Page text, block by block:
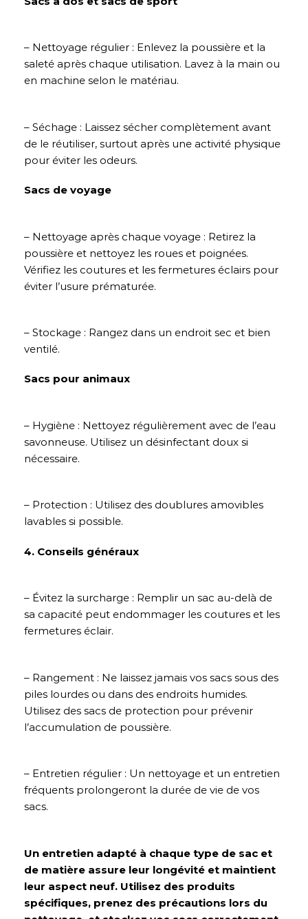
– Nettoyage régulier : Enlevez la poussière et la
saleté après chaque utilisation. Lavez à la main ou
en machine selon le matériau.
– Séchage : Laissez sécher complètement avant
de le réutiliser, surtout après une activité physique
pour éviter les odeurs.
Sacs de voyage
– Nettoyage après chaque voyage : Retirez la
poussière et nettoyez les roues et poignées.
Vérifiez les coutures et les fermetures éclairs pour
éviter l’usure prématurée.
– Stockage : Rangez dans un endroit sec et bien
ventilé.
Sacs pour animaux
– Hygiène : Nettoyez régulièrement avec de l’eau
savonneuse. Utilisez un désinfectant doux si
nécessaire.
– Protection : Utilisez des doublures amovibles
lavables si possible.
4. Conseils généraux
– Évitez la surcharge : Remplir un sac au-delà de
sa capacité peut endommager les coutures et les
fermetures éclair.
– Rangement : Ne laissez jamais vos sacs sous des
piles lourdes ou dans des endroits humides.
Utilisez des sacs de protection pour prévenir
l’accumulation de poussière.
– Entretien régulier : Un nettoyage et un entretien
fréquents prolongeront la durée de vie de vos
sacs.
Un entretien adapté à chaque type de sac et
de matière assure leur longévité et maintient
leur aspect neuf. Utilisez des produits
spécifiques, prenez des précautions lors du